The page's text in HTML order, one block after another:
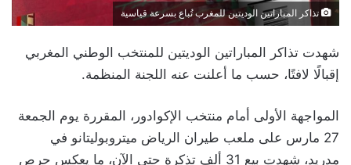
تذاكر المباراتين الوديتين للمغرب تُباع بسرعة قياسية
شهدت تذاكر المباراتين الوديتين للمنتخب الوطني المغربي
إقبالًا لافتًا، حسب ما أعلنت عنه اللجنة المنظمة.
المواجهة الأولى أمام منتخب الإكوادور، المقررة يوم الجمعة
27 مارس على ملعب طيران الرياض ميتروبوليتانو في
مدريد، شهدت بيع 31 ألف تذكرة حتى الآن، ما يعكس حرص